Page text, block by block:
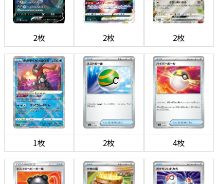
2枚 2枚 2枚
1枚 2枚 4枚